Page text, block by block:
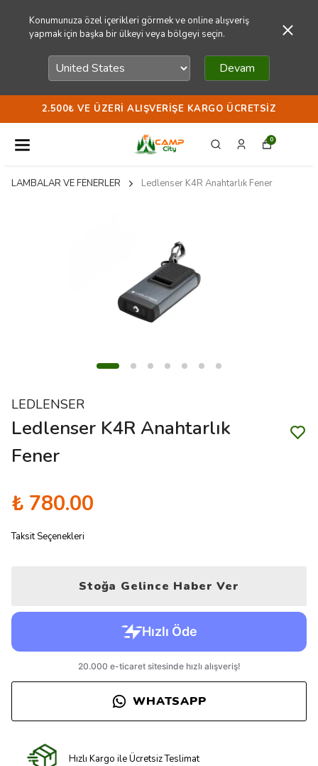
Konumunuza özel içerikleri görmek ve online alışveriş
yapmak için başka bir ülkeyi veya bölgeyi seçin.
Devam
2.500₺ VE ÜZERI ALIŞVERIŞE KARGO ÜCRETSIZ
0
LAMBALAR VE FENERLER Ledlenser K4R Anahtarlık Fener
LEDLENSER
Ledlenser K4R Anahtarlık
Fener
₺ 780.00
Taksit Seçenekleri
Stoğa Gelince Haber Ver
WHATSAPP
Hızlı Kargo ile Ücretsiz Teslimat